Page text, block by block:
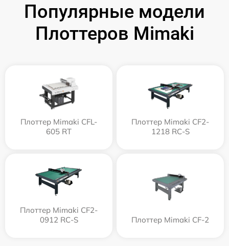
Популярные модели
Плоттеров Mimaki
Плоттер Mimaki CFL-
605 RT
Плоттер Mimaki CF2-
1218 RC-S
Плоттер Mimaki CF2-
0912 RC-S
Плоттер Mimaki CF-2